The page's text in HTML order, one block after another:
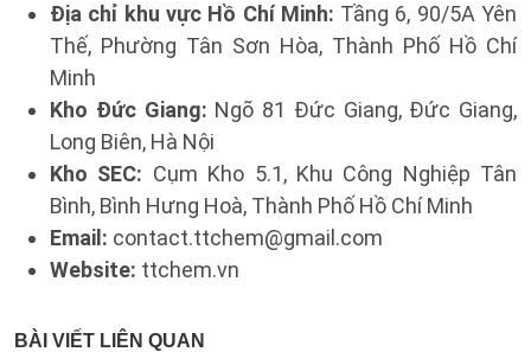
Địa chỉ khu vực Hồ Chí Minh: Tầng 6, 90/5A Yên
Thế, Phường Tân Sơn Hòa, Thành Phố Hồ Chí
Minh
Kho Đức Giang: Ngõ 81 Đức Giang, Đức Giang,
Long Biên, Hà Nội
Kho SEC: Cụm Kho 5.1, Khu Công Nghiệp Tân
Bình, Bình Hưng Hoà, Thành Phố Hồ Chí Minh
Email: contact.ttchem@gmail.com
Website: ttchem.vn
BÀI VIẾT LIÊN QUAN